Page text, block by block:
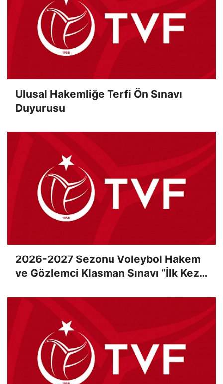
Ulusal Hakemliğe Terfi Ön Sınavı
Duyurusu
2026-2027 Sezonu Voleybol Hakem
ve Gözlemci Klasman Sınavı “İlk Kez”